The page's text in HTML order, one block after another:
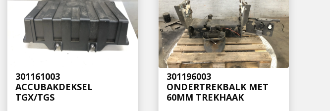
301161003
ACCUBAKDEKSEL
TGX/TGS
301196003
ONDERTREKBALK MET
60MM TREKHAAK